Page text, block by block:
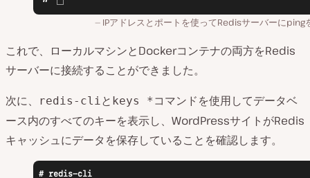
IPアドレスとポートを使ってRedisサーバーにping
これで、ローカルマシンとDockerコンテナの両方をRedis
サーバーに接続することができました。
次に、
redis-cli と keys * コマンドを使用してデータベ
ース内のすべてのキーを表示し、WordPressサイトがRedis
キャッシュにデータを保存していることを確認します。